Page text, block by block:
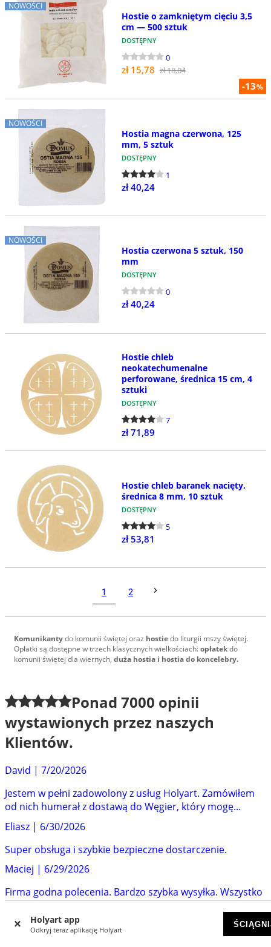
Holyart app
Odkryj teraz aplikację Holyart
NOWOŚCI
-13%
Hostie o zamkniętym cięciu 3,5
cm — 500 sztuk
DOSTĘPNY
0
zł 15,78 zł 18,04
NOWOŚCI
Hostia magna czerwona, 125
mm, 5 sztuk
DOSTĘPNY
1
zł 40,24
NOWOŚCI
Hostia czerwona 5 sztuk, 150
mm
DOSTĘPNY
0
zł 40,24
Hostie chleb
neokatechumenalne
perforowane, średnica 15 cm, 4
sztuki
DOSTĘPNY
7
zł 71,89
Hostie chleb baranek nacięty,
średnica 8 mm, 10 sztuk
DOSTĘPNY
5
zł 53,81
1 2
Komunikantydo komunii świętej oraz hostiedo liturgii mszy świętej.
Opłatki są dostępne w trzech klasycznych wielkościach:opłatekdo
komunii świętej dla wiernych, duża hostia i hostia do koncelebry.
Ponad 7000 opinii
wystawionych przez naszych
Klientów.
David | 7/20/2026
Jestem w pełni zadowolony z usług Holyart. Zamówiłem
od nich humerał z dostawą do Węgier, który mogę...
Eliasz | 6/30/2026
Super obsługa i szybkie bezpieczne dostarczenie.
Maciej | 6/29/2026
Firma godna polecenia. Bardzo szybka wysyłka. Wszystko
dotarło w całości.
Adam O.|6/24/2026